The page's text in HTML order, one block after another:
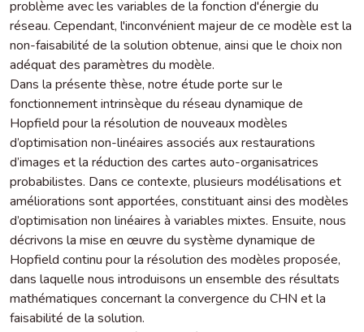
problème avec les variables de la fonction d'énergie du
réseau. Cependant, l'inconvénient majeur de ce modèle est la
non-faisabilité de la solution obtenue, ainsi que le choix non
adéquat des paramètres du modèle.
Dans la présente thèse, notre étude porte sur le
fonctionnement intrinsèque du réseau dynamique de
Hopfield pour la résolution de nouveaux modèles
d’optimisation non-linéaires associés aux restaurations
d’images et la réduction des cartes auto-organisatrices
probabilistes. Dans ce contexte, plusieurs modélisations et
améliorations sont apportées, constituant ainsi des modèles
d’optimisation non linéaires à variables mixtes. Ensuite, nous
décrivons la mise en œuvre du système dynamique de
Hopfield continu pour la résolution des modèles proposée,
dans laquelle nous introduisons un ensemble des résultats
mathématiques concernant la convergence du CHN et la
faisabilité de la solution.